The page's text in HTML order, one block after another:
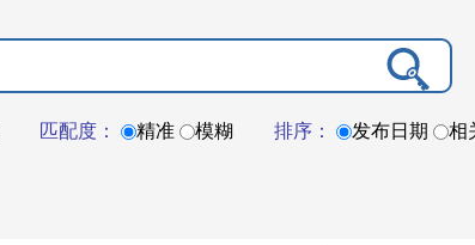
匹配度： 精准 模糊 排序： 发布日期 相